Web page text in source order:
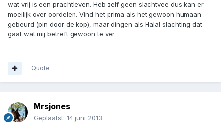
wat vrij is een prachtleven. Heb zelf geen slachtvee dus kan er
moeilijk over oordelen. Vind het prima als het gewoon humaan
gebeurd (pin door de kop), maar dingen als Halal slachting dat
gaat wat mij betreft gewoon te ver.
Quote
Mrsjones
Geplaatst: 14 juni 2013